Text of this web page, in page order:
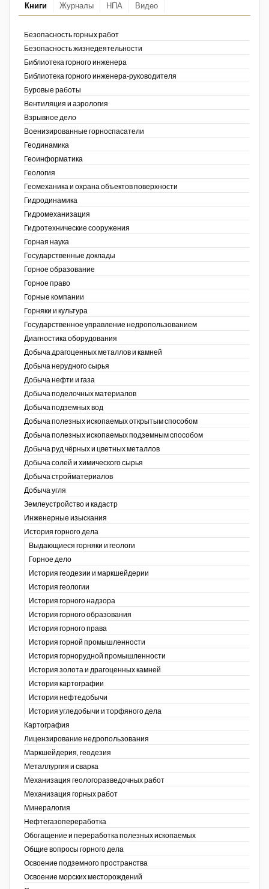
Книги Журналы НПА Видео
Безопасность горных работ
Безопасность жизнедеятельности
Библиотека горного инженера
Библиотека горного инженера-руководителя
Буровые работы
Вентиляция и аэрология
Взрывное дело
Военизированные горноспасатели
Геодинамика
Геоинформатика
Геология
Геомеханика и охрана объектов поверхности
Гидродинамика
Гидромеханизация
Гидротехнические сооружения
Горная наука
Государственные доклады
Горное образование
Горное право
Горные компании
Горняки и культура
Государственное управление недропользованием
Диагностика оборудования
Добыча драгоценных металлов и камней
Добыча нерудного сырья
Добыча нефти и газа
Добыча поделочных материалов
Добыча подземных вод
Добыча полезных ископаемых открытым способом
Добыча полезных ископаемых подземным способом
Добыча руд чёрных и цветных металлов
Добыча солей и химического сырья
Добыча стройматериалов
Добыча угля
Землеустройство и кадастр
Инженерные изыскания
История горного дела
Выдающиеся горняки и геологи
Горное дело
История геодезии и маркшейдерии
История геологии
История горного надзора
История горного образования
История горного права
История горной промышленности
История горнорудной промышленности
История золота и драгоценных камней
История картографии
История нефтедобычи
История угледобычи и торфяного дела
Картография
Лицензирование недропользования
Маркшейдерия, геодезия
Металлургия и сварка
Механизация геологоразведочных работ
Механизация горных работ
Минералогия
Нефтегазопереработка
Обогащение и переработка полезных ископаемых
Общие вопросы горного дела
Освоение подземного пространства
Освоение морских месторождений
Маркшейдерия и недропользование
Медицина катастроф
Минеральные ресурсы России
Нефтегазовые технологии
Нефтегазовая вертикаль
Разведка и охрана недр
Стандарт качества
Сфера. Нефть и газ
Уголь
Уголь Кузбасса
Химагрегаты
Электроэнергия. Передача и
распределение
Coal People Magazine
PWC